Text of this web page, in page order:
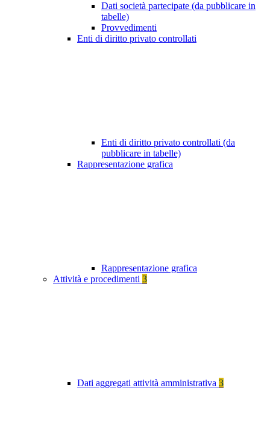
Dati società partecipate (da pubblicare in
tabelle)
Provvedimenti
Enti di diritto privato controllati
Enti di diritto privato controllati (da
pubblicare in tabelle)
Rappresentazione grafica
Rappresentazione grafica
Attività e procedimenti 3
Dati aggregati attività amministrativa 3